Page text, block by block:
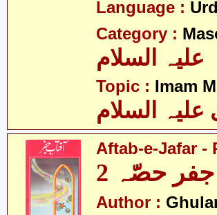
Language :
Category :
Topic : Imam
السلام
Aftab-e-Jafar -
جفر حصّہ 2
Author :